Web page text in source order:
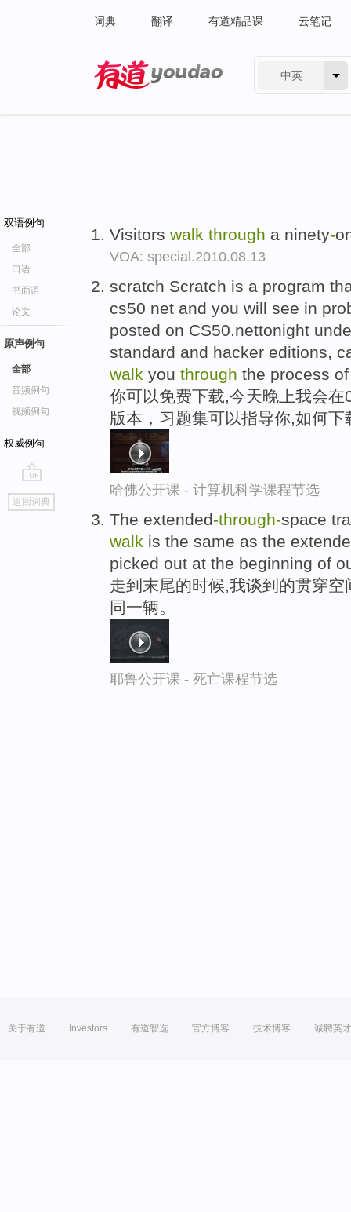
词典 翻译 有道精品课 云笔记
中英
双语例句
全部
口语
书面语
论文
原声例句
全部
音频例句
视频例句
权威例句
go
top
返回词典
Visitors walk through a ninety-
VOA: special.2010.08.13
scratch Scratch is a program
cs50 net and you will see in
posted on CS50.nettonight
standard and hacker editions,
walk you through the process
你可以免费下载,今天晚上我会
版本，习题集可以指导你,如何下
哈佛公开课 - 计算机科学课程节选
The extended-through-space
walk is the same as the
picked out at the beginning of
走到末尾的时候,我谈到的贯穿
同一辆。
耶鲁公开课 - 死亡课程节选
关于有道 Investors 有道智选 官方博客 技术博客 诚聘英才